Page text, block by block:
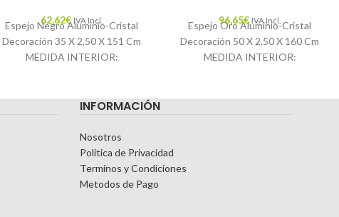
62,62€ IVA Incl.
Espejo Negro Aluminio-Cristal
Decoración 35 X 2,50 X 151 Cm
MEDIDA INTERIOR:
CRISTAL TEMPORADA:
96,65€ IVA Incl.
Espejo Oro Aluminio-Cristal
Decoración 50 X 2,50 X 160 Cm
MEDIDA INTERIOR:
INFORMACIÓN
Nosotros
Politica de Privacidad
Terminos y Condiciones
Metodos de Pago